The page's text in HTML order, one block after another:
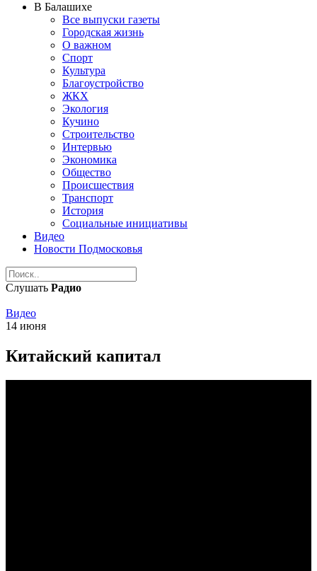
В Балашихе
Все выпуски газеты
Городская жизнь
О важном
Спорт
Культура
Благоустройство
ЖКХ
Экология
Кучино
Строительство
Интервью
Экономика
Общество
Происшествия
Транспорт
История
Социальные инициативы
Видео
Новости Подмосковья
Слушать Радио
Видео
14 июня
Китайский капитал